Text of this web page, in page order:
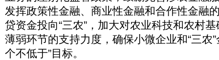
发挥政策性金融、商业性金融和合作性金融
贷资金投向“三农”，加大对农业科技和农村
薄弱环节的支持力度，确保小微企业和“三农
个不低于”目标。